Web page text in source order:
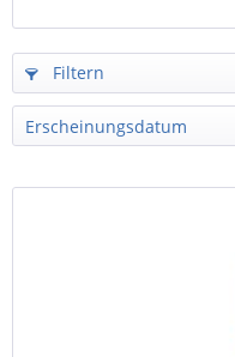
Filtern